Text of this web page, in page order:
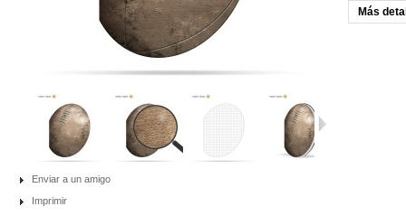
Enviar a un amigo
Imprimir
Más